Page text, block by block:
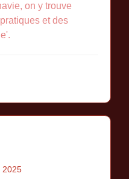
on y trouve
et des
2025